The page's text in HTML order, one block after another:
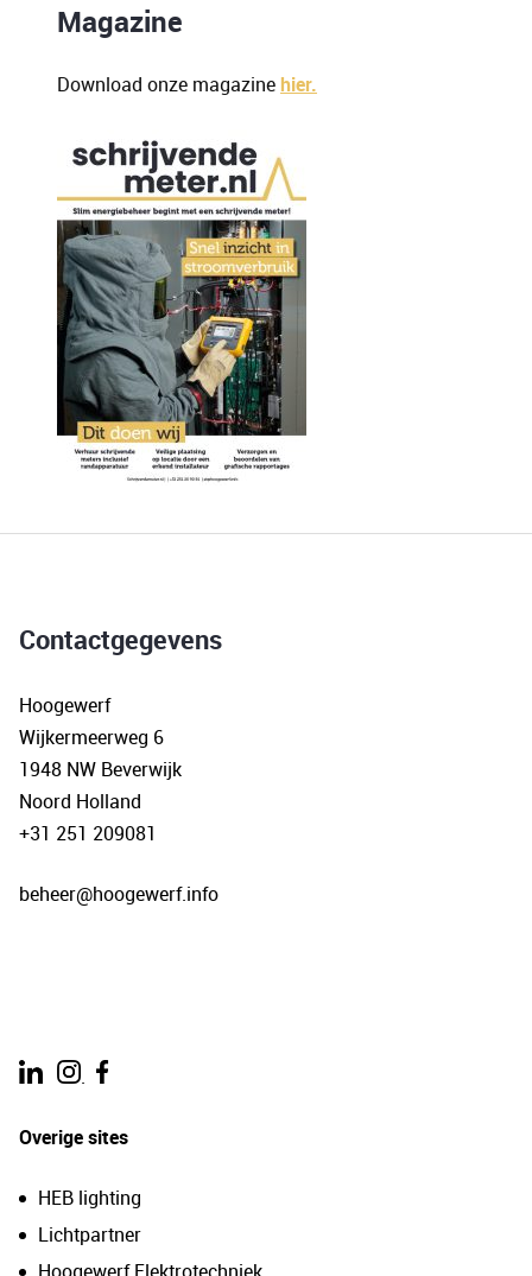
Magazine
Download onze magazinehier.
Contactgegevens
Hoogewerf
Wijkermeerweg 6
1948 NW Beverwijk
Noord Holland
+31 251 209081
beheer@hoogewerf.info
.
Overige sites
HEB lighting
Lichtpartner
Hoogewerf Elektrotechniek